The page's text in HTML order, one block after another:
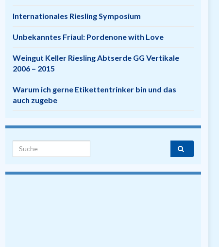
Internationales Riesling Symposium
Unbekanntes Friaul: Pordenone with Love
Weingut Keller Riesling Abtserde GG Vertikale
2006 – 2015
Warum ich gerne Etikettentrinker bin und das
auch zugebe
Search for: